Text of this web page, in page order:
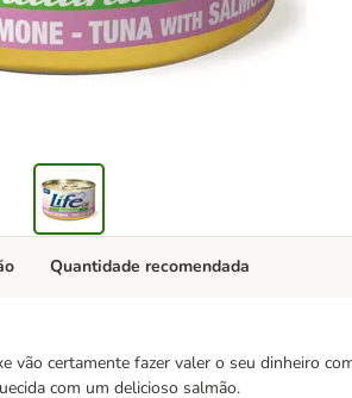
vão certamente fazer valer o seu dinheiro
com um delicioso salmão.
Quantidade recomendada